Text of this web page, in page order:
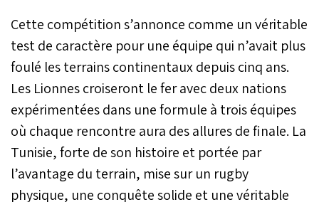
17 mai en Tunisie.
Cette compétition s’annonce comme un véritable
test de caractère pour une équipe qui n’avait plus
foulé les terrains continentaux depuis cinq ans.
Les Lionnes croiseront le fer avec deux nations
expérimentées dans une formule à trois équipes
où chaque rencontre aura des allures de finale. La
Tunisie, forte de son histoire et portée par
l’avantage du terrain, mise sur un rugby
physique, une conquête solide et une véritable